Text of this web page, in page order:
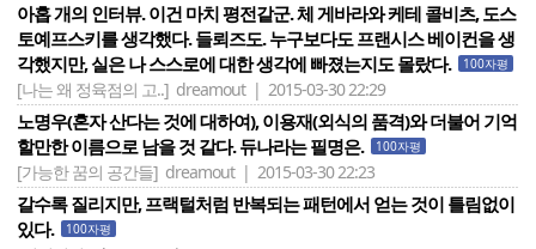
아홉 개의 인터뷰. 이건 마치 평전같군. 체 게바라와 케테 콜비츠, 도스
토예프스키를 생각했다. 들뢰즈도. 누구보다도 프랜시스 베이컨을 생
각했지만, 실은 나 스스로에 대한 생각에 빠졌는지도 몰랐다.
100자평
[나는 왜 정육점의 고..] dreamout | 2015-03-30 22:29
노명우(혼자 산다는 것에 대하여), 이용재(외식의 품격)와 더불어 기억
할만한 이름으로 남을 것 같다. 듀나라는 필명은.
100자평
[가능한 꿈의 공간들] dreamout | 2015-03-30 22:23
갈수록 질리지만, 프랙털처럼 반복되는 패턴에서 얻는 것이 틀림없이
있다.
100자평